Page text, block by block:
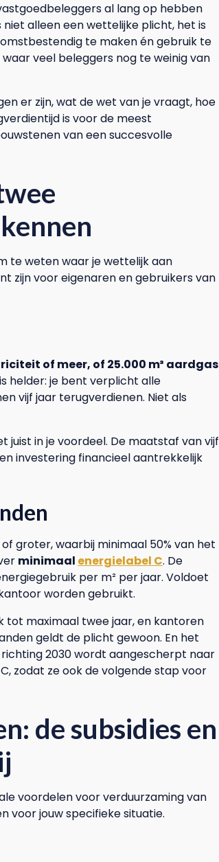
al lang op hebben
alleen een wettelijke plicht, het is
te maken én gebruik te
veel beleggers nog te weinig van
er zijn, wat de wet van je vraagt, hoe
is voor de meest
van een succesvolle
te weten waar je wettelijk aan
zijn voor eigenaren en gebruikers van
of meer, of 25.000 m³ aardgas
helder: je bent verplicht alle
vijf jaar terugverdienen. Niet als
juist in je voordeel. De maatstaf van vijf
investering financieel aantrekkelijk
groter, waarbij minimaal 50% van het
minimaal energielabel C. De
per m² per jaar. Voldoet
worden gebruikt.
tot maximaal twee jaar, en kantoren
geldt de plicht gewoon. En het
2030 wordt aangescherpt naar
zodat ze ook de volgende stap voor
de subsidies en
voordelen voor verduurzaming van
voor jouw specifieke situatie.